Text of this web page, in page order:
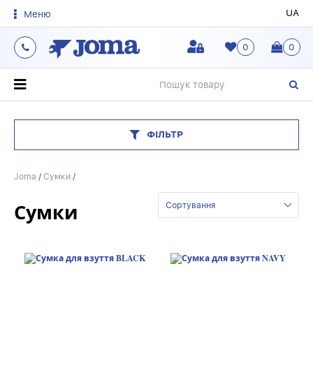
Меню UA
0
0
ФІЛЬТР
Joma / Сумки /
Сумки Сортування